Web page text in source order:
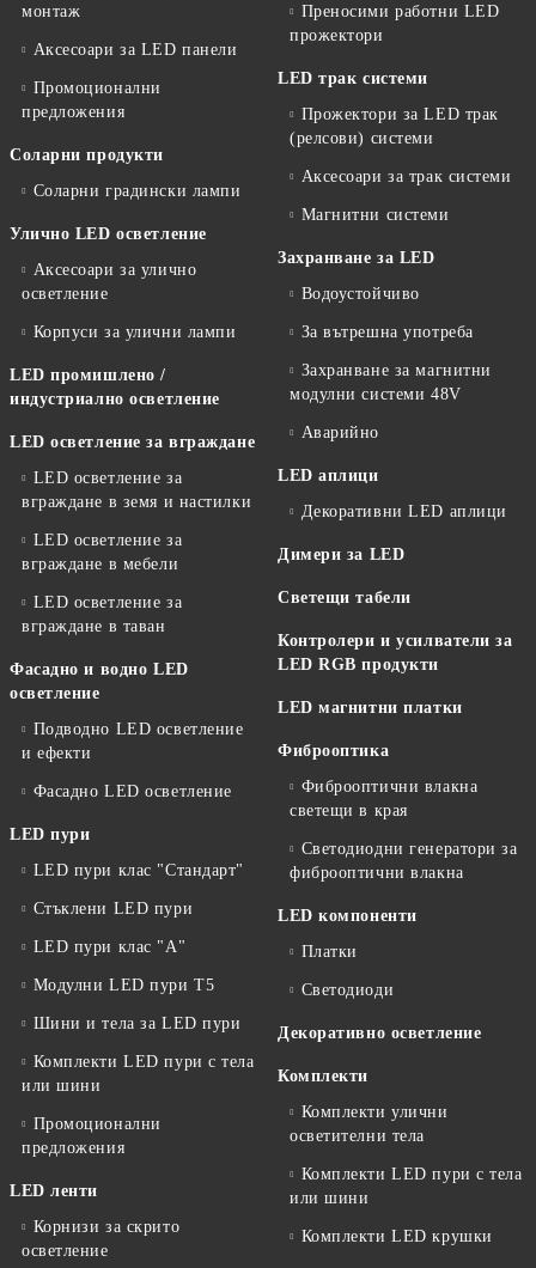
монтаж
Аксесоари за LED панели
Промоционални
предложения
Соларни продукти
Соларни градински лампи
Улично LED осветление
Аксесоари за улично
осветление
Корпуси за улични лампи
LED промишлено /
индустриално осветление
LED осветление за вграждане
LED осветление за
вграждане в земя и настилки
LED осветление за
вграждане в мебели
LED осветление за
вграждане в таван
Фасадно и водно LED
осветление
Подводно LED осветление
и ефекти
Фасадно LED осветление
LED пури
LED пури клас "Стандарт"
Стъклени LED пури
LED пури клас "А"
Модулни LED пури T5
Шини и тела за LED пури
Комплекти LED пури с тела
или шини
Промоционални
предложения
LED ленти
Корнизи за скрито
осветление
Преносими работни LED
прожектори
LED трак системи
Прожектори за LED трак
(релсови) системи
Аксесоари за трак системи
Магнитни системи
Захранване за LED
Водоустойчиво
За вътрешна употреба
Захранване за магнитни
модулни системи 48V
Аварийно
LED аплици
Декоративни LED аплици
Димери за LED
Светещи табели
Контролери и усилватели за
LED RGB продукти
LED магнитни платки
Фиброоптика
Фиброоптични влакна
светещи в края
Светодиодни генератори за
фиброоптични влакна
LED компоненти
Платки
Светодиоди
Декоративно осветление
Комплекти
Комплекти улични
осветителни тела
Комплекти LED пури с тела
или шини
Комплекти LED крушки